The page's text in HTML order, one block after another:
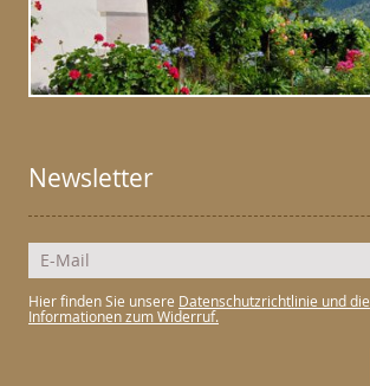
Newsletter
Hier finden Sie unsere Datenschutzrichtlinie und die
Informationen zum Widerruf.